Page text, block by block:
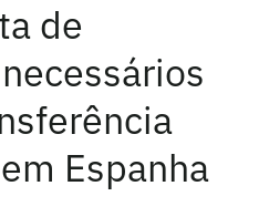
de
Espanha